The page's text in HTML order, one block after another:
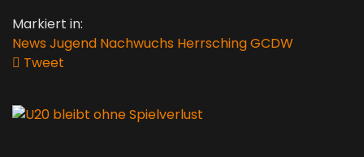
Markiert in:
News Jugend Nachwuchs HerrschingGCDW
Tweet